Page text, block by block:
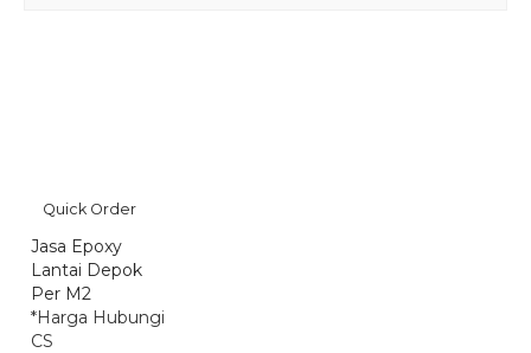
Quick Order
Jasa Epoxy
Lantai Depok
Per M2
*Harga Hubungi
CS